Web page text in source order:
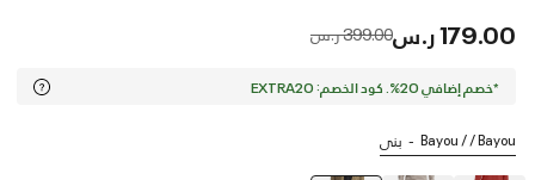
179.00 ر.س Price reduced from
399.00 ر.س to
*خصم إضافي 20%. كود الخصم: EXTRA20
Bayou / / Bayou بنى